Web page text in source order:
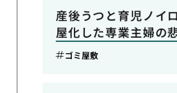
産後うつと育児ノイ
屋化した専業主婦の
ゴミ屋敷